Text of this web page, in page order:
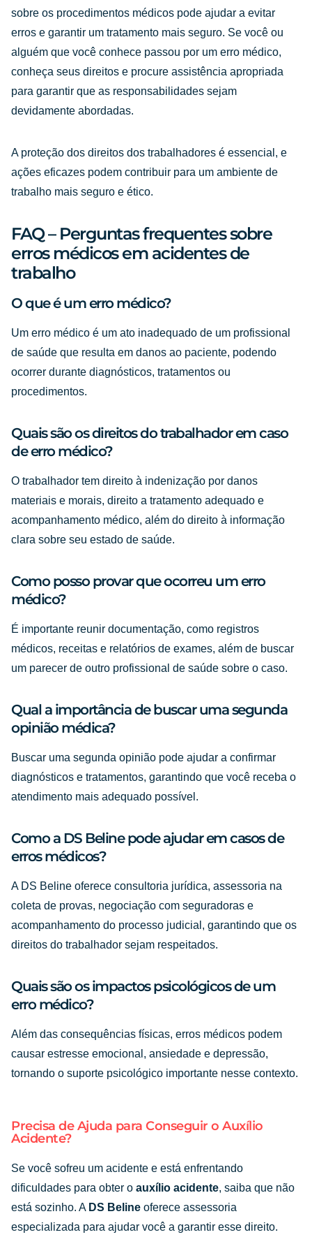
sobre os procedimentos médicos pode ajudar a evitar
erros e garantir um tratamento mais seguro. Se você ou
alguém que você conhece passou por um erro médico,
conheça seus direitos e procure assistência apropriada
para garantir que as responsabilidades sejam
devidamente abordadas.
A proteção dos direitos dos trabalhadores é essencial, e
ações eficazes podem contribuir para um ambiente de
trabalho mais seguro e ético.
FAQ – Perguntas frequentes sobre
erros médicos em acidentes de
trabalho
O que é um erro médico?
Um erro médico é um ato inadequado de um profissional
de saúde que resulta em danos ao paciente, podendo
ocorrer durante diagnósticos, tratamentos ou
procedimentos.
Quais são os direitos do trabalhador em caso
de erro médico?
O trabalhador tem direito à indenização por danos
materiais e morais, direito a tratamento adequado e
acompanhamento médico, além do direito à informação
clara sobre seu estado de saúde.
Como posso provar que ocorreu um erro
médico?
É importante reunir documentação, como registros
médicos, receitas e relatórios de exames, além de buscar
um parecer de outro profissional de saúde sobre o caso.
Qual a importância de buscar uma segunda
opinião médica?
Buscar uma segunda opinião pode ajudar a confirmar
diagnósticos e tratamentos, garantindo que você receba o
atendimento mais adequado possível.
Como a DS Beline pode ajudar em casos de
erros médicos?
A DS Beline oferece consultoria jurídica, assessoria na
coleta de provas, negociação com seguradoras e
acompanhamento do processo judicial, garantindo que os
direitos do trabalhador sejam respeitados.
Quais são os impactos psicológicos de um
erro médico?
Além das consequências físicas, erros médicos podem
causar estresse emocional, ansiedade e depressão,
tornando o suporte psicológico importante nesse contexto.
Precisa de Ajuda para Conseguir o Auxílio
Acidente?
Se você sofreu um acidente e está enfrentando
dificuldades para obter o auxílio acidente, saiba que não
está sozinho. A DS Beline oferece assessoria
especializada para ajudar você a garantir esse direito.